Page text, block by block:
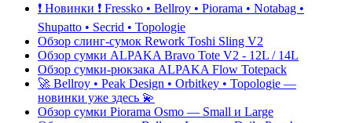
❗️ Новинки ❗️ Fressko • Bellroy • Piorama • Notabag •
Shupatto • Secrid • Topologie
Обзор слинг-сумок Rework Toshi Sling V2
Обзор сумки ALPAKA Bravo Tote V2 - 12L / 14L
Обзор сумки-рюкзака ALPAKA Flow Totepack
🚀 Bellroy • Peak Design • Orbitkey • Topologie —
новинки уже здесь 💫
Обзор сумки Piorama Osmo — Small и Large